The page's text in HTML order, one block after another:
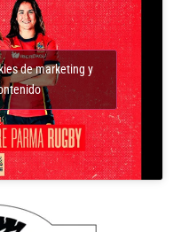
de marketing y